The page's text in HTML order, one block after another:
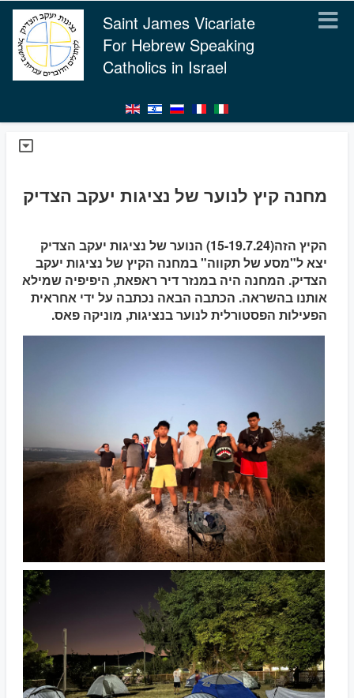
Saint James Vicariate
For Hebrew Speaking
Catholics in Israel
מחנה קיץ לנוער של נציגות יעקב הצדיק
הקיץ הזה(15-19.7.24) הנוער של נציגות יעקב הצדיק
יצא ל"מסע של תקווה" במחנה הקיץ של נציגות יעקב
הצדיק. המחנה היה במנזר דיר ראפאת, היפיפיה שמילא
אותנו בהשראה. הכתבה הבאה נכתבה על ידי אחראית
הפעילות הפסטורלית לנוער בנציגות, מוניקה פאס.